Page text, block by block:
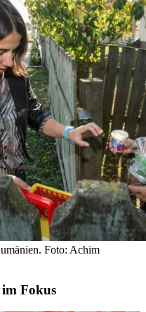
Foto: Achim
Fokus